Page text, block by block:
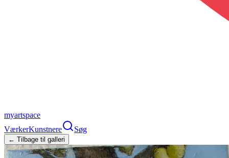
myartspace
VærkerKunstnere Søg
← Tilbage til galleri